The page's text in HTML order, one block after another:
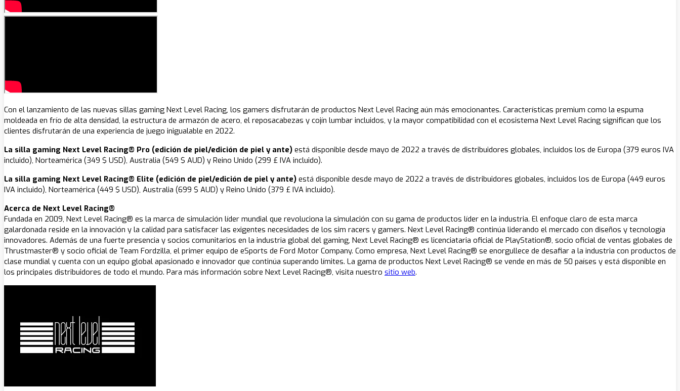
Con el lanzamiento de las nuevas sillas gaming Next Level Racing, los gamers disfrutarán de productos Next Level Racing aún más emocionantes. Características premium como la espuma
moldeada en frío de alta densidad, la estructura de armazón de acero, el reposacabezas y cojín lumbar incluidos, y la mayor compatibilidad con el ecosistema Next Level Racing significan que los
clientes disfrutarán de una experiencia de juego inigualable en 2022.
La silla gaming Next Level Racing® Pro (edición de piel/edición de piel y ante) está disponible desde mayo de 2022 a través de distribuidores globales, incluidos los de Europa (379 euros IVA
incluido), Norteamérica (349 $ USD), Australia (549 $ AUD) y Reino Unido (299 £ IVA incluido).
La silla gaming Next Level Racing® Elite (edición de piel/edición de piel y ante) está disponible desde mayo de 2022 a través de distribuidores globales, incluidos los de Europa (449 euros
IVA incluido), Norteamérica (449 $ USD), Australia (699 $ AUD) y Reino Unido (379 £ IVA incluido).
Acerca de Next Level Racing®
Fundada en 2009, Next Level Racing® es la marca de simulación líder mundial que revoluciona la simulación con su gama de productos líder en la industria. El enfoque claro de esta marca
galardonada reside en la innovación y la calidad para satisfacer las exigentes necesidades de los sim racers y gamers. Next Level Racing® continúa liderando el mercado con diseños y tecnología
innovadores. Además de una fuerte presencia y socios comunitarios en la industria global del gaming, Next Level Racing® es licenciataria oficial de PlayStation®, socio oficial de ventas globales de
Thrustmaster® y socio oficial de Team Fordzilla, el primer equipo de eSports de Ford Motor Company. Como empresa, Next Level Racing® se enorgullece de desafiar a la industria con productos de
clase mundial y cuenta con un equipo global apasionado e innovador que continúa superando límites. La gama de productos Next Level Racing® se vende en más de 50 países y está disponible en
los principales distribuidores de todo el mundo. Para más información sobre Next Level Racing®, visita nuestro sitio web.